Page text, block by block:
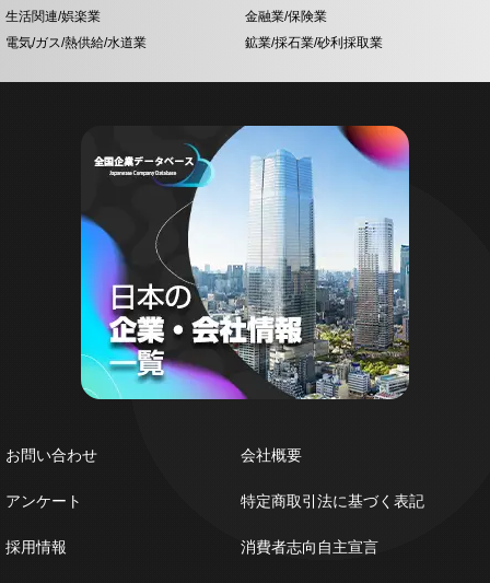
生活関連/娯楽業
金融業/保険業
電気/ガス/熱供給/水道業
鉱業/採石業/砂利採取業
お問い合わせ
アンケート
採用情報
会社概要
特定商取引法に基づく表記
消費者志向自主宣言